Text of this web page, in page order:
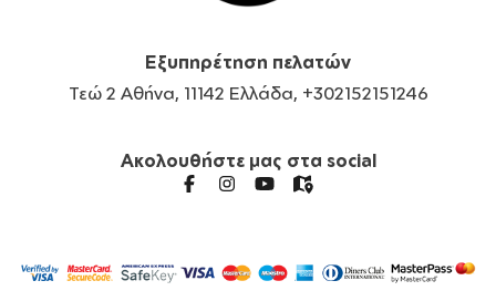
Εξυπηρέτηση πελατών
Τεώ 2 Αθήνα, 11142 Ελλάδα, +302152151246
Ακολουθήστε μας στα social